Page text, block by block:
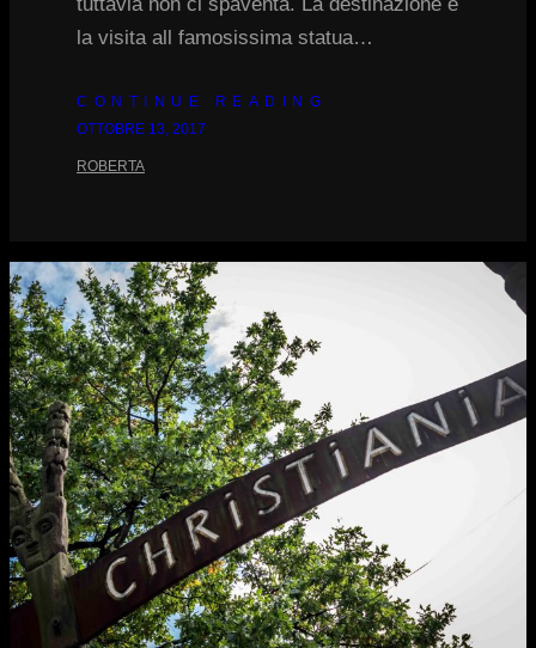
la visita all famosissima statua…
CONTINUE READING
OTTOBRE 13, 2017
ROBERTA